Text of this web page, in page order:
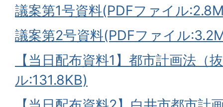
議案第1号資料(PDFファイル
議案第2号資料(PDFファイル
【当日配布資料1】都市計画法（
ル:131.8KB)